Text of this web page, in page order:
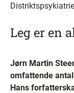
Leg er en
Jørn Martin
omfattende
Hans